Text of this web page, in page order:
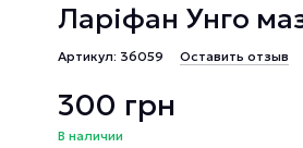
Ларіфан Унго
Артикул: 36059 Оставить отзыв
300 грн
В наличии